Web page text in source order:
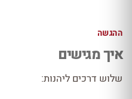
ההגשה
איך מגישים
שלוש דרכים ליהנות: